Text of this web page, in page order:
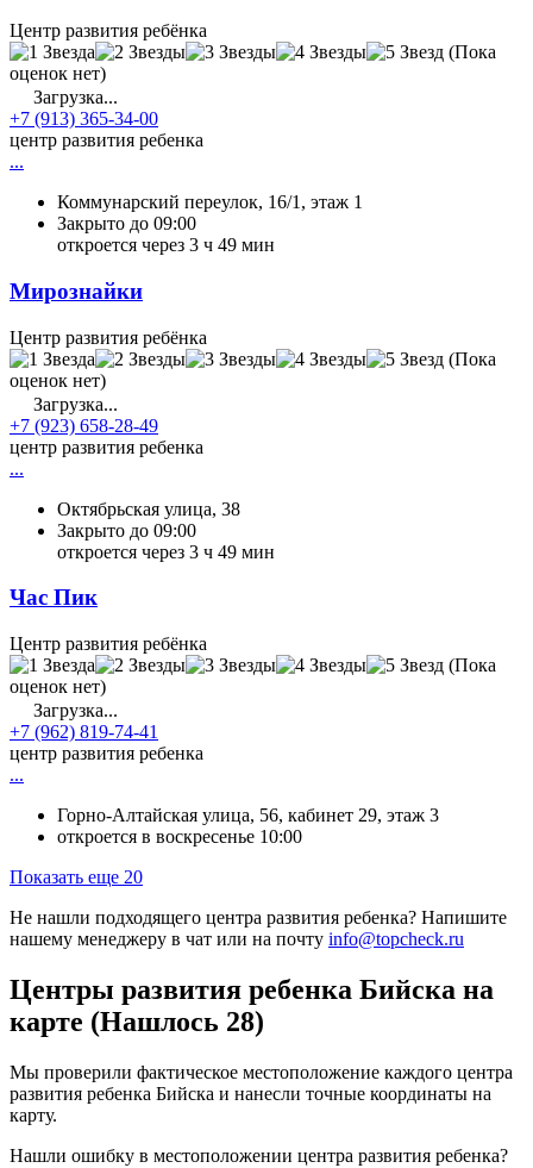
Центр развития ребёнка
(Пока
оценок нет)
Загрузка...
+7 (913) 365-34-00
центр развития ребенка
...
Коммунарский переулок, 16/1, этаж 1
Закрыто до 09:00
откроется через 3 ч 49 мин
Мирознайки
Центр развития ребёнка
(Пока
оценок нет)
Загрузка...
+7 (923) 658-28-49
центр развития ребенка
...
Октябрьская улица, 38
Закрыто до 09:00
откроется через 3 ч 49 мин
Час Пик
Центр развития ребёнка
(Пока
оценок нет)
Загрузка...
+7 (962) 819-74-41
центр развития ребенка
...
Горно-Алтайская улица, 56, кабинет 29, этаж 3
откроется в воскресенье 10:00
Показать еще 20
Не нашли подходящего центра развития ребенка? Напишите
нашему менеджеру в чат или на почту info@topcheck.ru
Центры развития ребенка Бийска на
карте (Нашлось 28)
Мы проверили фактическое местоположение каждого центра
развития ребенка Бийска и нанесли точные координаты на
карту.
Нашли ошибку в местоположении центра развития ребенка?